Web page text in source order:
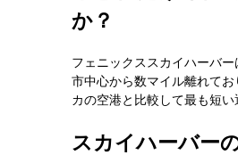
か？
フェニックススカイハーバー
市中心から数マイル離れてお
カの空港と比較して最も短い
スカイハーバー